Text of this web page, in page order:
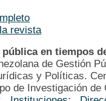
revista
pública en tiempos
de Gestión
y Políticas.
de Investigación